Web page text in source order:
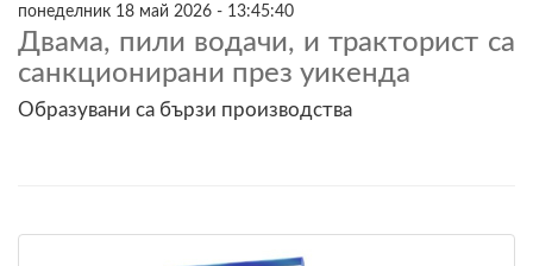
понеделник 18 май 2026 - 13:45:40
Двама, пили водачи, и тракторист са
санкционирани през уикенда
Образувани са бързи производства